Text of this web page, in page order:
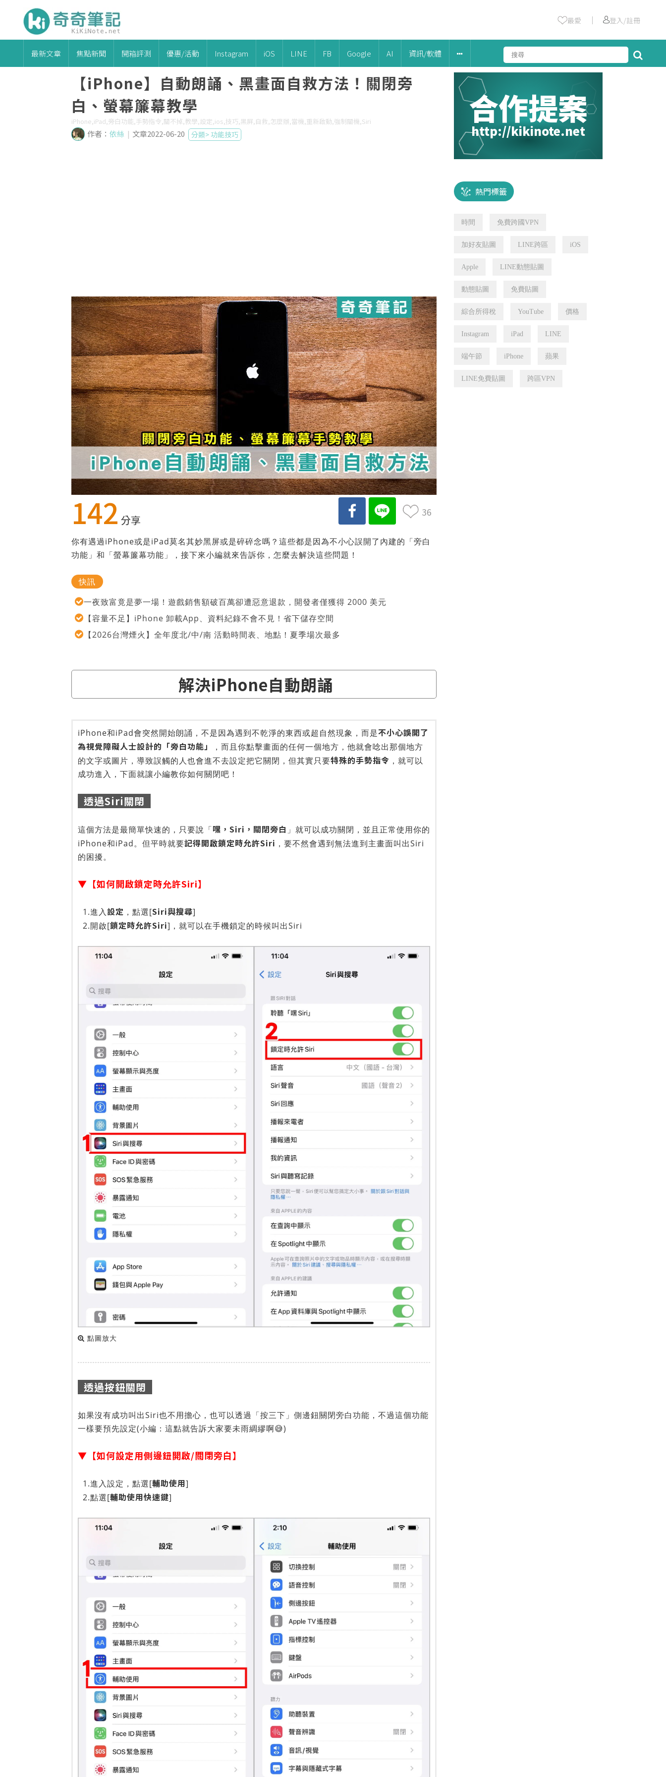
最愛 ｜ 登入/註冊
最新文章 焦點新聞 開箱評測 優惠/活動 Instagram iOS LINE FB Google AI 資訊/軟體
合作提案
http://kikinote.net
熱門標籤
時間 免費跨國VPN
加好友貼圖 LINE跨區 iOS
Apple LINE動態貼圖
動態貼圖 免費貼圖
綜合所得稅 YouTube 價格
Instagram iPad LINE
端午節 iPhone 蘋果
LINE免費貼圖 跨區VPN
【iPhone】自動朗誦、黑畫面自救方法！關閉旁
白、螢幕簾幕教學
iPhone,iPad,旁白功能,手勢指令,關不掉,教學,設定,ios,技巧,黑屏,自救,怎麼辦,當機,重新啟動,強制關機,Siri
作者： 依絲 | 文章2022-06-20 分類> 功能技巧
142 分享
36
你有遇過iPhone或是iPad莫名其妙黑屏或是碎碎念嗎？這些都是因為不小心誤開了內建的「旁白
功能」和「螢幕簾幕功能」，接下來小編就來告訴你，怎麼去解決這些問題！
快訊
一夜致富竟是夢一場！遊戲銷售額破百萬卻遭惡意退款，開發者僅獲得 2000 美元
【容量不足】iPhone 卸載App、資料紀錄不會不見！省下儲存空間
【2026台灣煙火】全年度北/中/南 活動時間表、地點！夏季場次最多
解決iPhone自動朗誦
iPhone和iPad會突然開始朗誦，不是因為遇到不乾淨的東西或超自然現象，而是不小心誤開了
為視覺障礙人士設計的「旁白功能」
，而且你點擊畫面的任何一個地方，他就會唸出那個地方
的文字或圖片，導致誤觸的人也會進不去設定把它關閉，但其實只要特殊的手勢指令 ，就可以
成功進入，下面就讓小編教你如何關閉吧！
透過Siri關閉
這個方法是最簡單快速的，只要說「嘿，Siri，關閉旁白 」就可以成功關閉，並且正常使用你的
iPhone和iPad。但平時就要記得開啟鎖定時允許Siri ，要不然會遇到無法進到主畫面叫出Siri
的困擾。
▼【如何開啟鎖定時允許Siri】
1.進入設定 ，點選[Siri與搜尋]
2.開啟[鎖定時允許Siri]，就可以在手機鎖定的時候叫出Siri
點圖放大
透過按鈕關閉
如果沒有成功叫出Siri也不用擔心，也可以透過「按三下」側邊鈕關閉旁白功能，不過這個功能
一樣要預先設定(小編：這點就告訴大家要未雨綢繆啊😅)
▼【如何設定用側邊鈕開啟/關閉旁白】
1.進入設定，點選[輔助使用]
2.點選[輔助使用快速鍵]